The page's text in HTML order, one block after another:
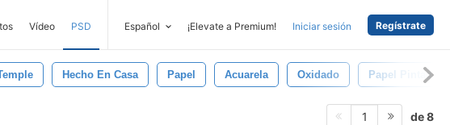
Vídeo PSD Español ¡Elevate a Premium! Iniciar sesión Regístrate
Hecho En Casa Papel Acuarela Oxidado Papel Pintado
1 de 8